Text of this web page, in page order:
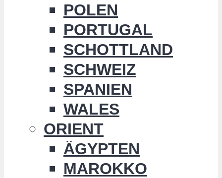
POLEN
PORTUGAL
SCHOTTLAND
SCHWEIZ
SPANIEN
WALES
ORIENT
ÄGYPTEN
MAROKKO